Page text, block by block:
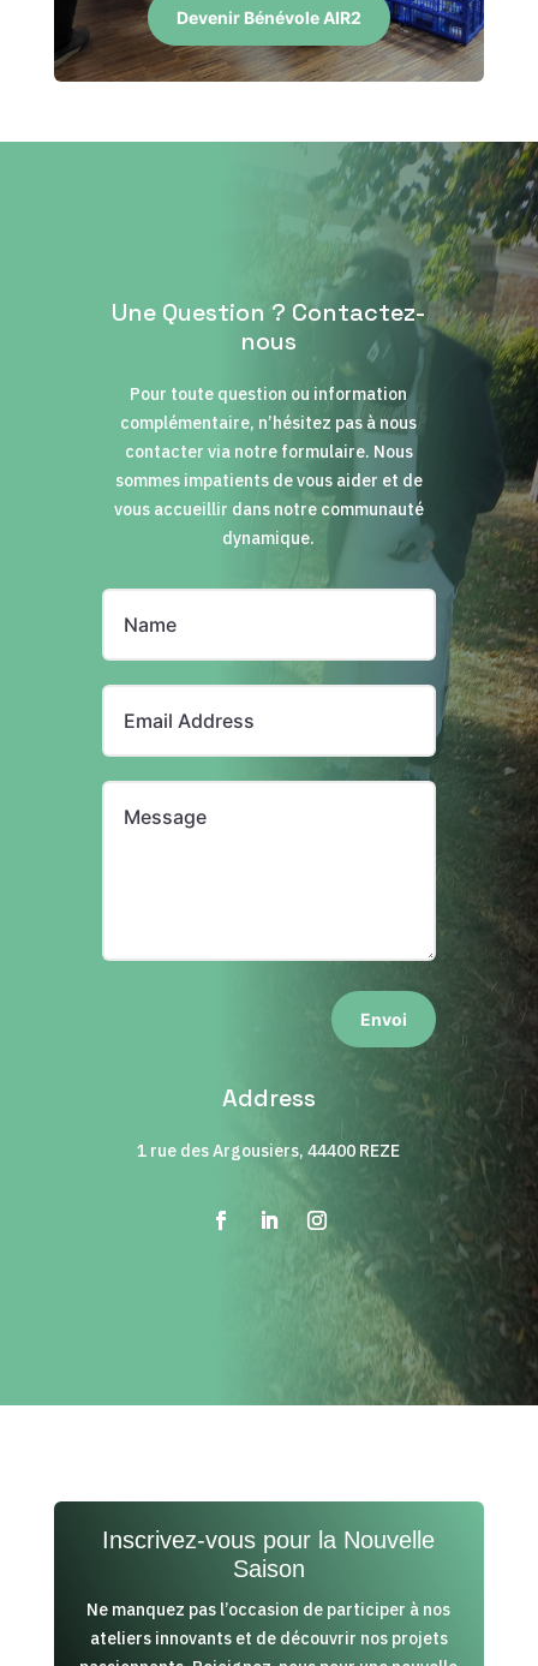
Devenir Bénévole AIR2
Une Question ? Contactez-
nous
Pour toute question ou information
complémentaire, n’hésitez pas à nous
contacter via notre formulaire. Nous
sommes impatients de vous aider et de
vous accueillir dans notre communauté
dynamique.
Envoi
Address
1 rue des Argousiers, 44400 REZE
Inscrivez-vous pour la Nouvelle
Saison
Ne manquez pas l’occasion de participer à nos
ateliers innovants et de découvrir nos projets